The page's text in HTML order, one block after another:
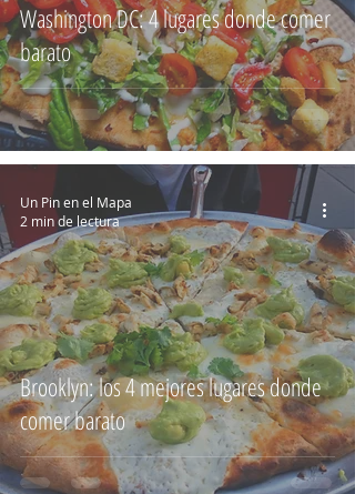
Washington DC: 4 lugares donde comer
barato
Brooklyn: los 4 mejores lugares donde
comer barato
Un Pin en el Mapa
2 min de lectura